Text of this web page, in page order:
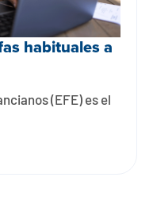
habituales a
(EFE) es el